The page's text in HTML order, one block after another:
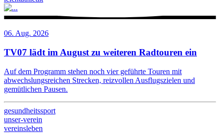
06. Aug. 2026
TV07 lädt im August zu weiteren Radtouren ein
Auf dem Programm stehen noch vier geführte Touren mit
abwechslungsreichen Strecken, reizvollen Ausflugszielen und
gemütlichen Pausen.
gesundheitssport
unser-verein
vereinsleben